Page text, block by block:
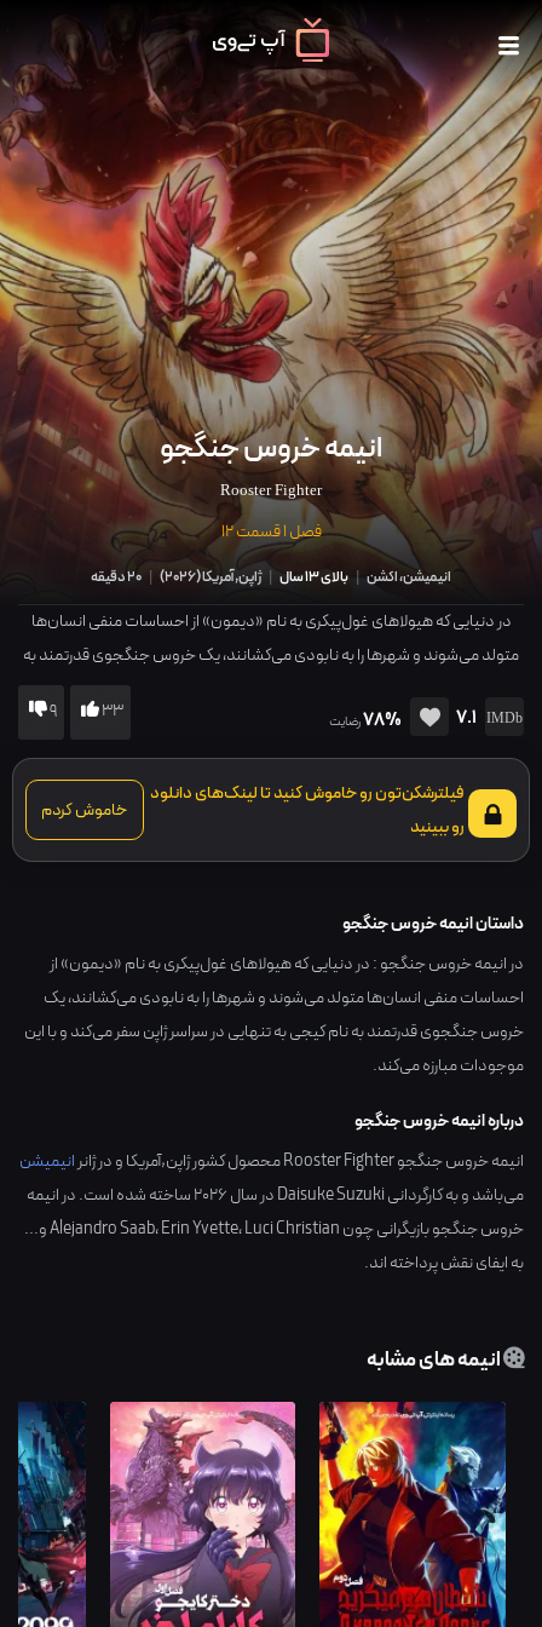
انیمه خروس جنگجو
Rooster Fighter
فصل 1 قسمت 12
انیمیشن، اکشن | بالای 13 سال | ژاپن,آمریکا(
2026
)
|
در دنیایی که هیولاهای غول‌پیکری به نام «دیمون» از احساسات منفی انسان‌ها
متولد می‌شوند و شهرها را به نابودی می‌کشانند، یک خروس جنگجوی قدرتمند به
نام کیجی به تنهایی در سراسر ژاپن سفر می‌کند و با این موجودات مبارزه می‌کند.
7.1
78%رضایت 33
9
فیلترشکن‌تون رو خاموش کنید تا لینک‌های دانلود
رو ببینید
خاموش کردم
داستان انیمه خروس جنگجو
در انیمه خروس جنگجو : در دنیایی که هیولاهای غول‌پیکری به نام «دیمون» از
احساسات منفی انسان‌ها متولد می‌شوند و شهرها را به نابودی می‌کشانند، یک
خروس جنگجوی قدرتمند به نام کیجی به تنهایی در سراسر ژاپن سفر می‌کند و با این
موجودات مبارزه می‌کند.
درباره انیمه خروس جنگجو
انیمه خروس جنگجو Rooster Fighter محصول کشور ژاپن,آمریکاو در ژانرانیمیشن
می‌باشد و به کارگردانیDaisuke Suzukiدر سال2026ساخته شده است. در انیمه
خروس جنگجو بازیگرانی چون
Alejandro Saab،Erin Yvette،Luci Christian
و...
به ایفای نقش پرداخته اند.
انیمه های مشابه